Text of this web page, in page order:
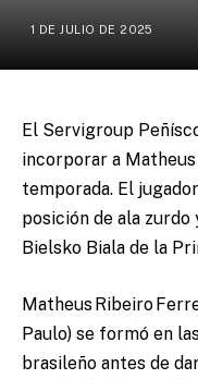
1 DE JULIO DE 2025
El Servigroup
incorporar a
temporada. El
posición de ala
Bielsko Biala de la
Matheus Ribeiro
Paulo) se formó en
brasileño antes de